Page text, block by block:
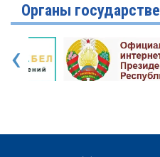
Органы
‹